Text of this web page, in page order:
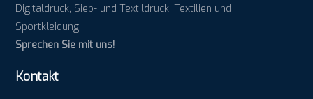
Digitaldruck, Sieb- und Textildruck, Textilien und
Sportkleidung.
Sprechen Sie mit uns!
Kontakt